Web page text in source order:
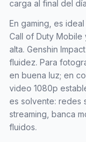
carga al final del
En gaming, es
Call of Duty Mobile
alta. Genshin
fluidez. Para
en buena luz; en
video 1080p
es solvente: redes
streaming, banca
fluidos.